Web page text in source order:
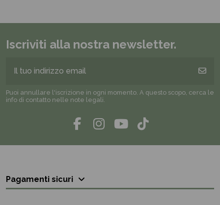
Iscriviti alla nostra newsletter.
Puoi annullare l'iscrizione in ogni momento. A questo scopo, cerca le
info di contatto nelle note legali.
Pagamenti sicuri